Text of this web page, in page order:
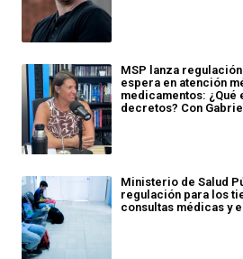
MSP lanza
espera en atención
medicamentos: ¿Qué
decretos? Con
Ministerio de Salud
regulación para los
consultas médicas y